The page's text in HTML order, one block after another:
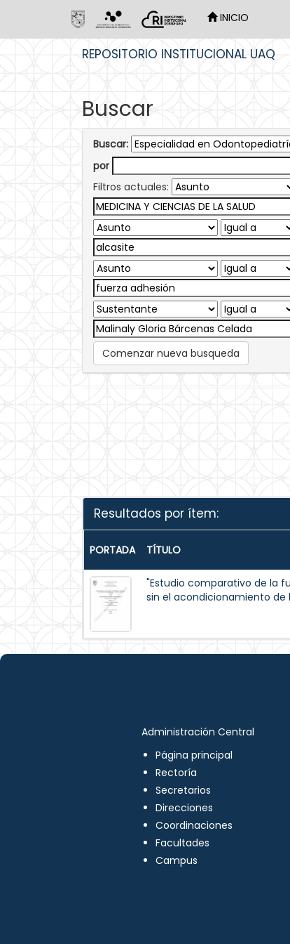
INICIO
REPOSITORIO INSTITUCIONAL UAQ
Buscar
Buscar:
por
Filtros actuales:
Comenzar nueva busqueda
Resultados por ítem:
PORTADA TÍTULO
"Estudio comparativo de la
sin el acondicionamiento de
Administración Central
Página principal
Rectoría
Secretarios
Direcciones
Coordinaciones
Facultades
Campus